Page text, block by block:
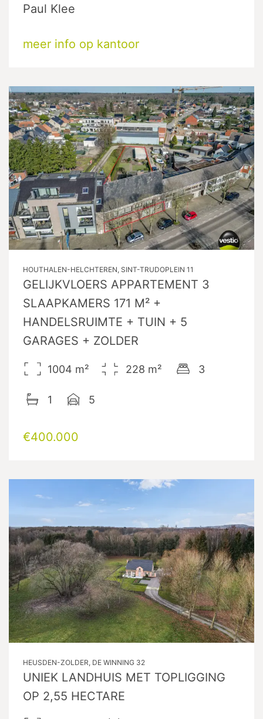
Paul Klee
meer info op kantoor
HOUTHALEN-HELCHTEREN, SINT-TRUDOPLEIN 11
GELIJKVLOERS APPARTEMENT 3
SLAAPKAMERS 171 M² +
HANDELSRUIMTE + TUIN + 5
GARAGES + ZOLDER
1004 m² 228 m² 3
1 5
€400.000
HEUSDEN-ZOLDER, DE WINNING 32
UNIEK LANDHUIS MET TOPLIGGING
OP 2,55 HECTARE